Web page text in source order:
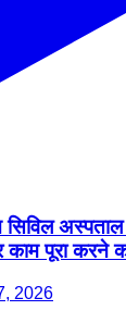
सिविल
पूरा करने
2026